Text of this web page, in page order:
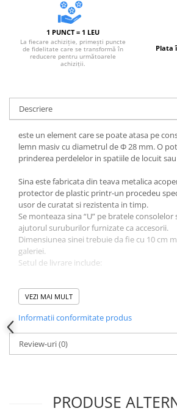
Scule de mana
Surubelnite, clesti si chei
Ciocane si topoare
Dalti, spituri, leviere
Accesorii si consumabile
si frezare
Biti
Organizatoare
Accesorii unelte
Role abrazive
Unelte electrice speciale
Instrumente de masurat si trasat
Nivele
Rulete
Markere
Suruburi, cuie, dibluri si alte
elemente de fixare
Dibluri cui percutie
1 PUNCT = 1 LEU
La fiecare achiziție, primești puncte
de fidelitate care se transformă în
reducere pentru următoarele
achiziții.
Plata
Descriere
este un element care se poate atasa pe
lemn masiv cu diametrul de Ф 28 mm. O
prinderea perdelelor in spatiile de locuit
Sina este fabricata din teava metalica
protector de plastic printr-un procedeu
usor de curatat si rezistenta in timp.
Se monteaza sina “U” pe bratele consolelor
ajutorul suruburilor furnizate ca accesorii.
Dimensiunea sinei trebuie da fie cu 10 cm
galeriei.
Setul de livrare include:
3 suporturi
3 suruburi fixare suport
role cu carlig – cate una la fiecare 10 cm
VEZI MAI MULT
Informatii conformitate produs
Review-uri(0)
PRODUSE